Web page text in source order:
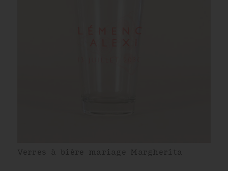
Verres à bière mariage Margherita